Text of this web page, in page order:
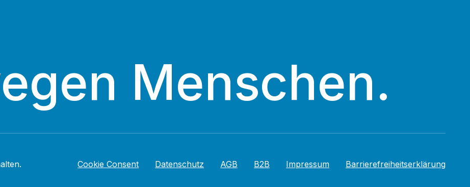
Menschen.
Cookie Consent Datenschutz AGB B2B Impressum Barrierefreiheitserklärung